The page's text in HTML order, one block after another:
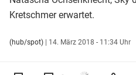
Kretschmer erwartet.
(hub/spot) | 14. März 2018 - 11:34 Uhr